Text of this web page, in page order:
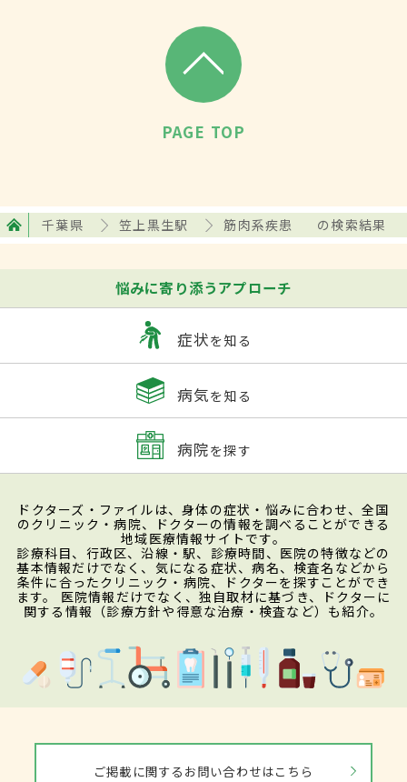
PAGE TOP
千葉県 笠上黒生駅 筋肉系疾患 の検索結果
悩みに寄り添うアプローチ
症状を知る
病気を知る
病院を探す
ドクターズ・ファイルは、身体の症状・悩みに合わせ、全国
のクリニック・病院、ドクターの情報を調べることができる
地域医療情報サイトです。
診療科目、行政区、沿線・駅、診療時間、医院の特徴などの
基本情報だけでなく、気になる症状、病名、検査名などから
条件に合ったクリニック・病院、ドクターを探すことができ
ます。 医院情報だけでなく、独自取材に基づき、ドクターに
関する情報（診療方針や得意な治療・検査など）も紹介。
ご掲載に関するお問い合わせはこちら